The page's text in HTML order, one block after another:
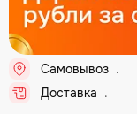
Самовывоз .
Доставка .